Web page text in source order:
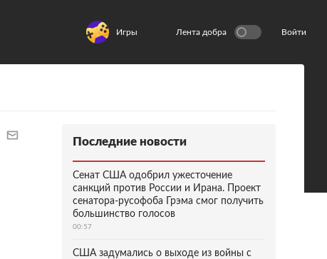
Игры Лента добра Войти
Последние новости
Сенат США одобрил ужесточение
санкций против России и Ирана. Проект
сенатора-русофоба Грэма смог получить
большинство голосов
00:57
США задумались о выходе из войны с